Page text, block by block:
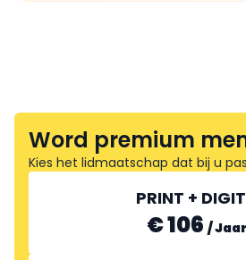
Word premium
Kies het lidmaatschap dat bij u
PRINT +
€ 106 /Jaar